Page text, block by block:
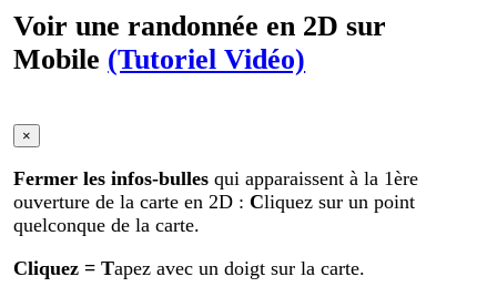
Voir une randonnée en 2D sur
Mobile (Tutoriel Vidéo)
×
Fermer les infos-bullesqui apparaissent à la 1ère
ouverture de la carte en 2D :Cliquez sur un point
quelconque de la carte.
Cliquez= Tapez avec un doigt sur la carte.